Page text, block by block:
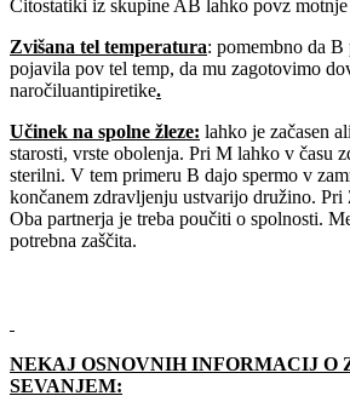
Citostatiki iz skupine AB lahko povz motnje
Zvišana tel temperatura: pomembno da
pojavila pov tel temp, da mu zagotovimo
naročiluantipiretike.
Učinek na spolne žleze: lahko je začasen
starosti, vrste obolenja. Pri M lahko v času
sterilni. V tem primeru B dajo spermo v
končanem zdravljenju ustvarijo družino. Pri
Oba partnerja je treba poučiti o spolnosti.
potrebna zaščita.
NEKAJ OSNOVNIH INFORMACIJ O
SEVANJEM: